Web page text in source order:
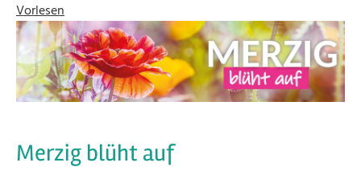
Vorlesen
Merzig blüht auf